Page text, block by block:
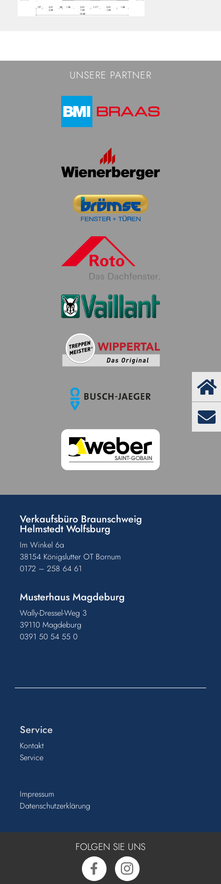
UNSERE PARTNER
Verkaufsbüro Braunschweig
Helmstedt Wolfsburg
Im Winkel 6a
38154 Königslutter OT Bornum
0172 – 258 64 61
Musterhaus Magdeburg
Wally-Dressel-Weg 3
39110 Magdeburg
0391 50 54 55 0
Service
Kontakt
Service
Impressum
Datenschutzerklärung
FOLGEN SIE UNS